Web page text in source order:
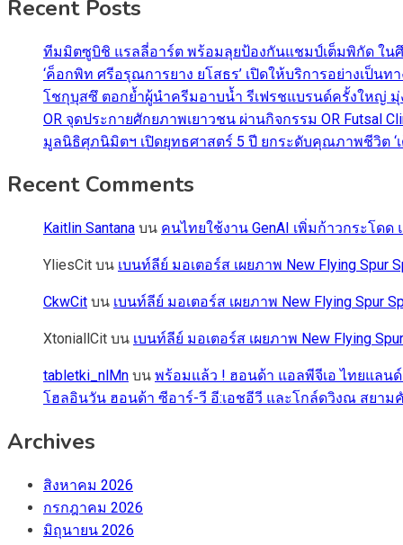
Recent Posts
ทีมมิตซูบิชิ แรลลี่อาร์ต พร้อมลุยป้องกันแชมป์เต็มพิกัด ใน
‘ค็อกพิท ศรีอรุณการยาง ยโสธร’ เปิดให้บริการอย่างเป็น
โชกุบุสซึ ตอกย้ำผู้นำครีมอาบน้ำ รีเฟรชแบรนด์ครั้งใหญ่ มุ่
OR จุดประกายศักยภาพเยาวชน ผ่านกิจกรรม OR Futsal
มูลนิธิศุภนิมิตฯ เปิดยุทธศาสตร์ 5 ปี ยกระดับคุณภาพชีวิต
Recent Comments
Kaitlin Santana บน คนไทยใช้งาน GenAI เพิ่มก้าวกระโด
YliesCit บน เบนท์ลีย์ มอเตอร์ส เผยภาพ New Flying
CkwCit บน เบนท์ลีย์ มอเตอร์ส เผยภาพ New Flying Spur
XtoniallCit บน เบนท์ลีย์ มอเตอร์ส เผยภาพ New Flying
tabletki_nlMn บน พร้อมแล้ว ! ฮอนด้า แอลพีจีเอ ไทยแลนด์
โฮลอินวัน ฮอนด้า ซีอาร์-วี อี:เอชอีวี และโกล์ดวิงณ สยา
Archives
สิงหาคม 2026
กรกฎาคม 2026
มิถุนายน 2026